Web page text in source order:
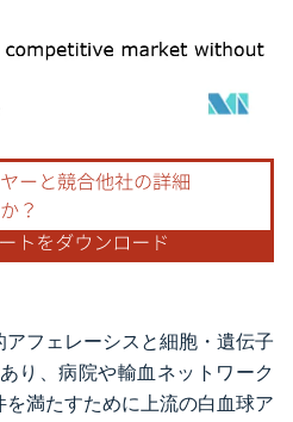
にはCC BY 4.0の表示が必要です。
フェレーシスと細胞・遺伝子
り、病院や輸血ネットワーク
満たすために上流の白血球ア